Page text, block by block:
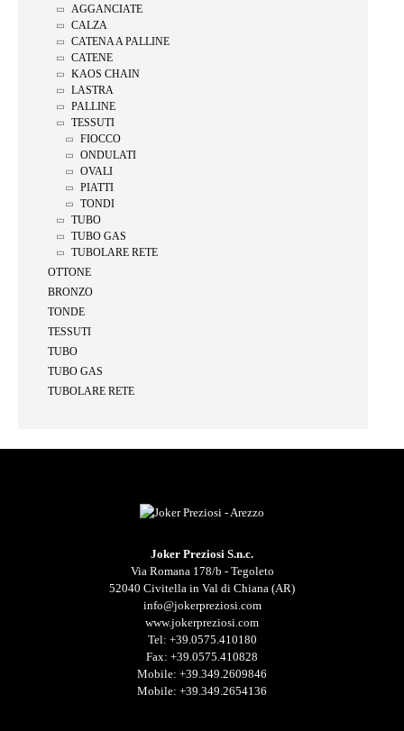
AGGANCIATE
CALZA
CATENA A PALLINE
CATENE
KAOS CHAIN
LASTRA
PALLINE
TESSUTI
FIOCCO
ONDULATI
OVALI
PIATTI
TONDI
TUBO
TUBO GAS
TUBOLARE RETE
OTTONE
BRONZO
TONDE
TESSUTI
TUBO
TUBO GAS
TUBOLARE RETE
Joker Preziosi S.n.c.
Via Romana 178/b - Tegoleto
52040 Civitella in Val di Chiana (AR)
info@jokerpreziosi.com
www.jokerpreziosi.com
Tel: +39.0575.410180
Fax: +39.0575.410828
Mobile: +39.349.2609846
Mobile: +39.349.2654136